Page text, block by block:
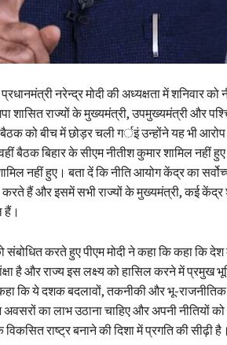
प्रधानमंत्री नरेन्द्र मोदी की अध्यक्षता में शनिवार
शासित राज्यों के मुख्यमंत्री, उपमुख्यमंत्री और
को बीच में छोड़र चली गर्इं उन्होंने यह भी
बैठक बिहार के सीएम नीतीश कुमार शामिल नहीं
नहीं हुए। बता दें कि नीति आयोग केंद्र का
करते हैं और इसमें सभी राज्यों के मुख्यमंत्री, कई
हैं।
संबोधित करते हुए पीएम मोदी ने कहा कि कहा कि
है और राज्य इस लक्ष्य को हासिल करने में प्रमुख
कि ये दशक बदलावों, तकनीकी और भू-
अवसरों का लाभ उठाना चाहिए और अपनी नीतियों
राष्ट्र बनाने की दिशा में प्रगति की सीढ़ी है।